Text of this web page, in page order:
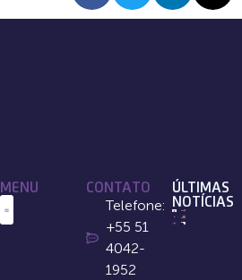
MENU
CONTATO
Telefone:
+55 51
4042-
1952
ÚLTIMAS
NOTÍCIAS